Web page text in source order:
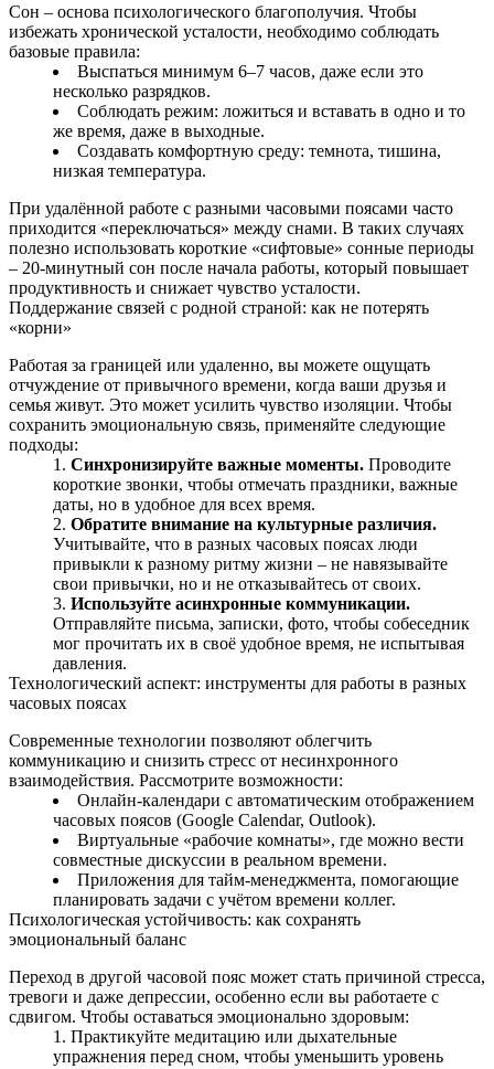
Сон – основа психологического благополучия. Чтобы
избежать хронической усталости, необходимо соблюдать
базовые правила:
Выспаться минимум 6–7 часов, даже если это
несколько разрядков.
Соблюдать режим: ложиться и вставать в одно и то
же время, даже в выходные.
Создавать комфортную среду: темнота, тишина,
низкая температура.
При удалённой работе с разными часовыми поясами часто
приходится «переключаться» между снами. В таких случаях
полезно использовать короткие «сифтовые» сонные периоды
– 20‑минутный сон после начала работы, который повышает
продуктивность и снижает чувство усталости.
Поддержание связей с родной страной: как не потерять
«корни»
Работая за границей или удаленно, вы можете ощущать
отчуждение от привычного времени, когда ваши друзья и
семья живут. Это может усилить чувство изоляции. Чтобы
сохранить эмоциональную связь, применяйте следующие
подходы:
Синхронизируйте важные моменты. Проводите
короткие звонки, чтобы отмечать праздники, важные
даты, но в удобное для всех время.
Обратите внимание на культурные различия.
Учитывайте, что в разных часовых поясах люди
привыкли к разному ритму жизни – не навязывайте
свои привычки, но и не отказывайтесь от своих.
Используйте асинхронные коммуникации.
Отправляйте письма, записки, фото, чтобы собеседник
мог прочитать их в своё удобное время, не испытывая
давления.
Технологический аспект: инструменты для работы в разных
часовых поясах
Современные технологии позволяют облегчить
коммуникацию и снизить стресс от несинхронного
взаимодействия. Рассмотрите возможности:
Онлайн-календари с автоматическим отображением
часовых поясов (Google Calendar, Outlook).
Виртуальные «рабочие комнаты», где можно вести
совместные дискуссии в реальном времени.
Приложения для тайм‑менеджмента, помогающие
планировать задачи с учётом времени коллег.
Психологическая устойчивость: как сохранять
эмоциональный баланс
Переход в другой часовой пояс может стать причиной стресса,
тревоги и даже депрессии, особенно если вы работаете с
сдвигом. Чтобы оставаться эмоционально здоровым:
Практикуйте медитацию или дыхательные
упражнения перед сном, чтобы уменьшить уровень